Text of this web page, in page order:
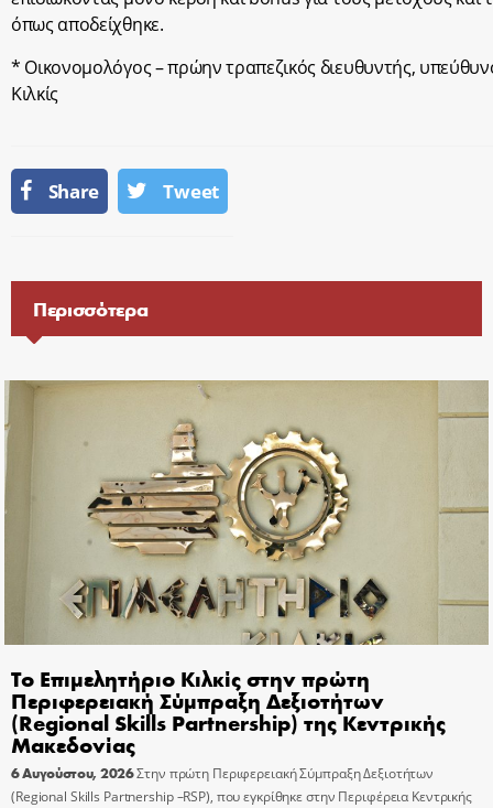
όπως αποδείχθηκε.
* Οικονομολόγος – πρώην τραπεζικός διευθυντής,
Κιλκίς
Share Tweet
Περισσότερα
Το Επιμελητήριο Κιλκίς στην πρώτη
Περιφερειακή Σύμπραξη Δεξιοτήτων
(Regional Skills Partnership) της Κεντρικής
Μακεδονίας
6 Αυγούστου, 2026Στην πρώτη Περιφερειακή Σύμπραξη Δεξιοτήτων
(Regional Skills Partnership –RSP), που εγκρίθηκε στην Περιφέρεια Κεντρικής